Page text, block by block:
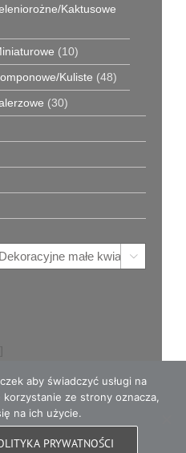
Kaktusowe
(10)
Kuliste (48)
(30)

aby świadczyć usługi na
ze strony oznacza,
na ich użycie.
PRYWATNOŚCI